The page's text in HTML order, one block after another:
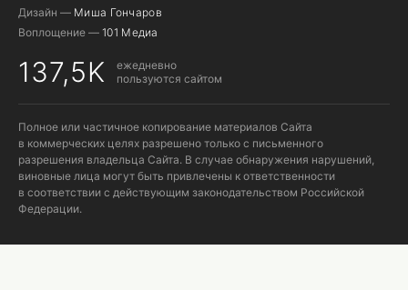
Дизайн — Миша Гончаров
Воплощение — 101 Медиа
137,5K
ежедневно
пользуются сайтом
Полное или частичное копирование материалов Сайта
в коммерческих целях разрешено только с письменного
разрешения владельца Сайта. В случае обнаружения нарушений,
виновные лица могут быть привлечены к ответственности
в соответствии с действующим законодательством Российской
Федерации.